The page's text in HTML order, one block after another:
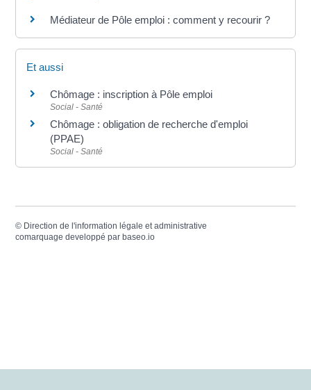
Médiateur de Pôle emploi : comment y recourir ?
Et aussi
Chômage : inscription à Pôle emploi
Social - Santé
Chômage : obligation de recherche d'emploi
(PPAE)
Social - Santé
© Direction de l'information légale et administrative
comarquage developpé parbaseo.io